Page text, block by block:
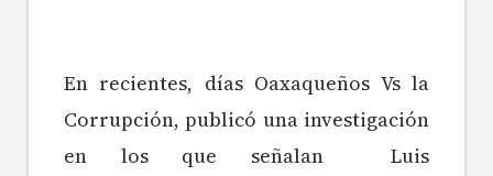
En recientes, días Oaxaqueños Vs la
Corrupción, publicó una investigación
en los que señalan Luis